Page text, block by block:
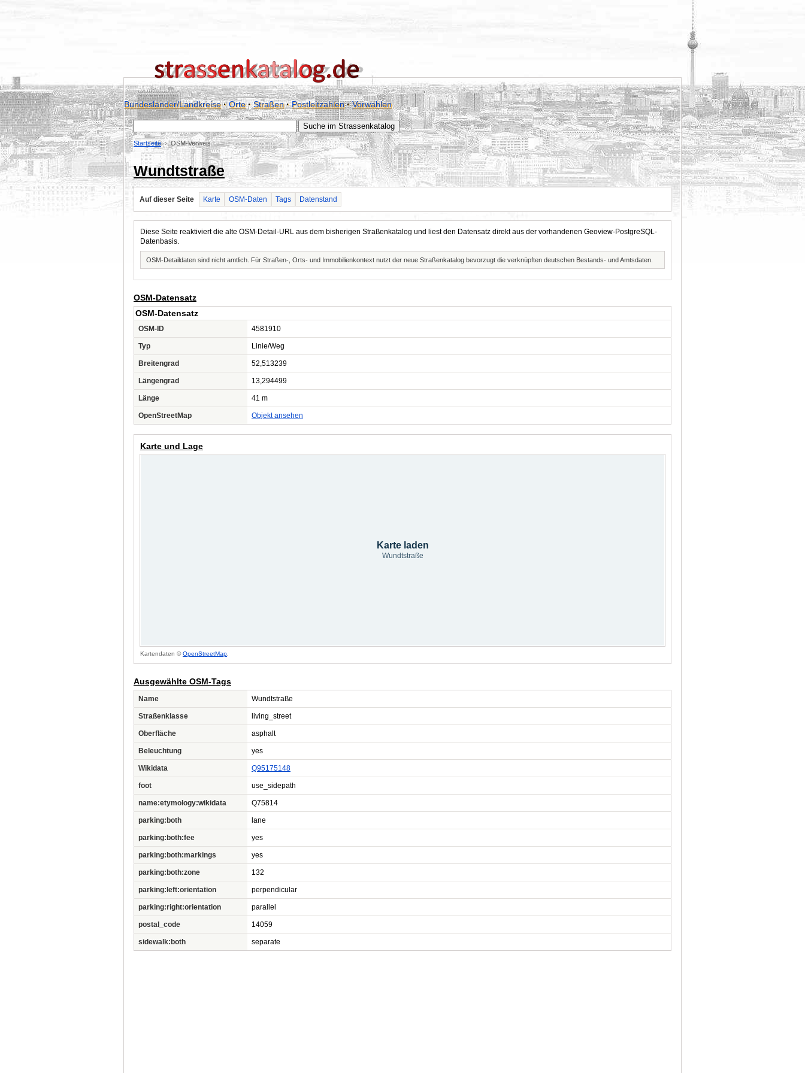
Bundesländer/Landkreise·Orte·Straßen·Postleitzahlen·Vorwahlen
Startseite OSM-Verweis
Wundtstraße
Auf dieser Seite Karte OSM-Daten Tags Datenstand
Diese Seite reaktiviert die alte OSM-Detail-URL aus dem bisherigen Straßenkatalog und liest den Datensatz direkt aus der vorhandenen Geoview-PostgreSQL-
Datenbasis.
OSM-Detaildaten sind nicht amtlich. Für Straßen-, Orts- und Immobilienkontext nutzt der neue Straßenkatalog bevorzugt die verknüpften deutschen Bestands- und Amtsdaten.
OSM-Datensatz
OSM-Datensatz
OSM-ID 4581910
Typ Linie/Weg
Breitengrad 52,513239
Längengrad 13,294499
Länge 41 m
OpenStreetMap Objekt ansehen
Karte und Lage
Karte laden
Wundtstraße
Kartendaten ©OpenStreetMap
Ausgewählte OSM-Tags
Name Wundtstraße
Straßenklasse living_street
Oberfläche asphalt
Beleuchtung yes
Wikidata Q95175148
foot use_sidepath
name:etymology:wikidata Q75814
parking:both lane
parking:both:fee yes
parking:both:markings yes
parking:both:zone 132
parking:left:orientation perpendicular
parking:right:orientation parallel
postal_code 14059
sidewalk:both separate